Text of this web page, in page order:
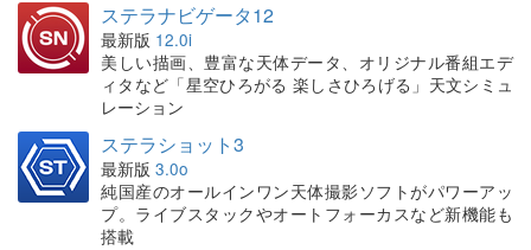
ステラナビゲータ12
最新版 12.0i
美しい描画、豊富な天体データ、オリジナル番組エデ
ィタなど「星空ひろがる 楽しさひろげる」天文シミュ
レーション
ステラショット3
最新版 3.0o
純国産のオールインワン天体撮影ソフトがパワーアッ
プ。ライブスタックやオートフォーカスなど新機能も
搭載